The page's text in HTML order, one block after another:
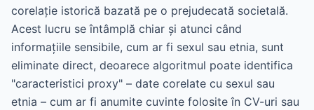
corelație istorică bazată pe o prejudecată societală.
Acest lucru se întâmplă chiar și atunci când
informațiile sensibile, cum ar fi sexul sau etnia, sunt
eliminate direct, deoarece algoritmul poate identifica
"caracteristici proxy" – date corelate cu sexul sau
etnia – cum ar fi anumite cuvinte folosite în CV-uri sau